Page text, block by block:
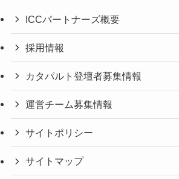
ICCパートナーズ概要
採用情報
カタパルト登壇者募集情報
運営チーム募集情報
サイトポリシー
サイトマップ